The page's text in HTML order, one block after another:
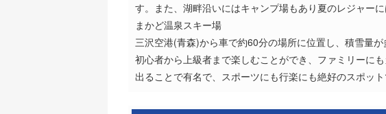
す。また、湖畔沿いにはキャンプ場もあり夏のレジャーに
まかど温泉スキー場
三沢空港(青森)から車で約60分の場所に位置し、積雪量が
初心者から上級者まで楽しむことができ、ファミリーに
出ることで有名で、スポーツにも行楽にも絶好のスポット